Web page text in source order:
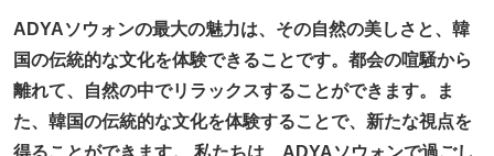
ADYAソウォンの最大の魅力は、その自然の美しさと、韓
国の伝統的な文化を体験できることです。都会の喧騒から
離れて、自然の中でリラックスすることができます。ま
た、韓国の伝統的な文化を体験することで、新たな視点を
得ることができます。 私たちは、ADYAソウォンで過ごし